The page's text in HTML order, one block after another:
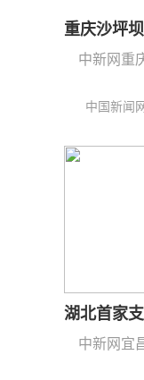
重庆沙坪
中新网重
中国新闻
湖北首家
中新网宜